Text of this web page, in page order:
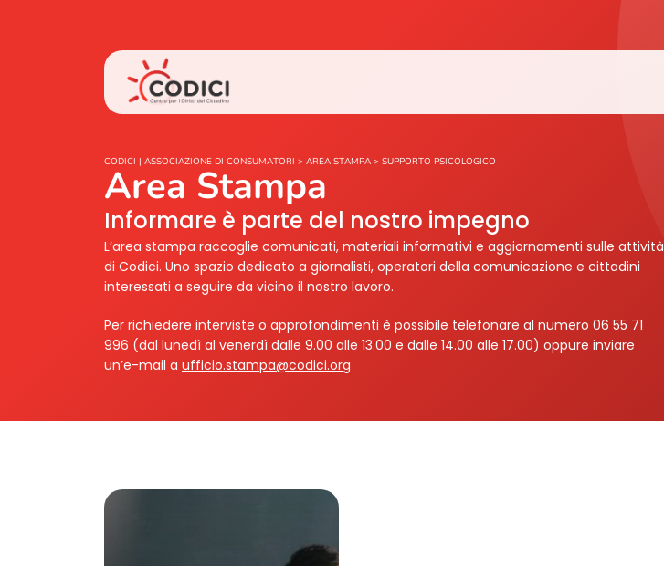
CODICI | ASSOCIAZIONE DI CONSUMATORI > AREA STAMPA > SUPPORTO PSICOLOGICO
Area Stampa
Informare è parte del nostro impegno
L’area stampa raccoglie comunicati, materiali informativi e aggiornamenti sulle attività
di Codici. Uno spazio dedicato a giornalisti, operatori della comunicazione e cittadini
interessati a seguire da vicino il nostro lavoro.
Per richiedere interviste o approfondimenti è possibile telefonare al numero 06 55 71
996 (dal lunedì al venerdì dalle 9.00 alle 13.00 e dalle 14.00 alle 17.00) oppure inviare
un’e-mail a ufficio.stampa@codici.org